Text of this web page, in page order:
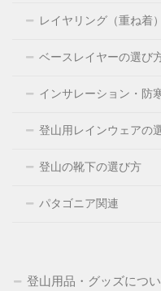
レイヤリング（重ね着
ベースレイヤーの選び
インサレーション・防
登山用レインウェアの
登山の靴下の選び方
パタゴニア関連
登山用品・グッズにつ